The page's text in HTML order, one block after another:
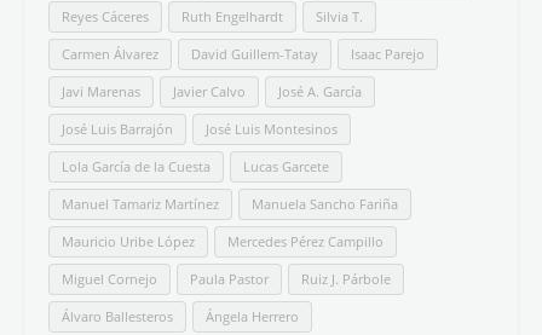
Reyes Cáceres Ruth Engelhardt Silvia T.
Carmen Álvarez David Guillem-Tatay Isaac Parejo
Javi Marenas Javier Calvo José A. García
José Luis Barrajón José Luis Montesinos
Lola García de la Cuesta Lucas Garcete
Manuel Tamariz Martínez Manuela Sancho Fariña
Mauricio Uribe López Mercedes Pérez Campillo
Miguel Cornejo Paula Pastor Ruiz J. Párbole
Álvaro Ballesteros Ángela Herrero